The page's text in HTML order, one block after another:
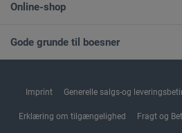
Online-shop
Gode grunde til boesner
Imprint Generelle salgs-og
Erklæring om tilgængelighed Fragt og